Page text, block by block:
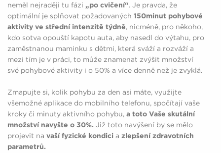
neměl nejraději tu fázi „po cvičení“. Je pravda, že
optimální je splňovat požadovaných 150minut pohybové
aktivity ve střední intenzitě týdně, nicméně, pro někoho,
kdo sotva opouští kapotu auta, aby nasedl do výtahu, pro
zaměstnanou maminku s dětmi, která sváží a rozváží a
mezi tím je v práci, to může znamenat zvýšit množství
své pohybové aktivity i o 50% a více denně než je zvyklá.
Zmapujte si, kolik pohybu za den asi máte, využijte
všemožné aplikace do mobilního telefonu, spočítají vaše
kroky či minuty aktivního pohybu, a toto Vaše skutální
množství navyšte o 30%. Již toto navýšení by se mělo
projevit na vaší fyzické kondici a zlepšení zdravotních
parametrů.